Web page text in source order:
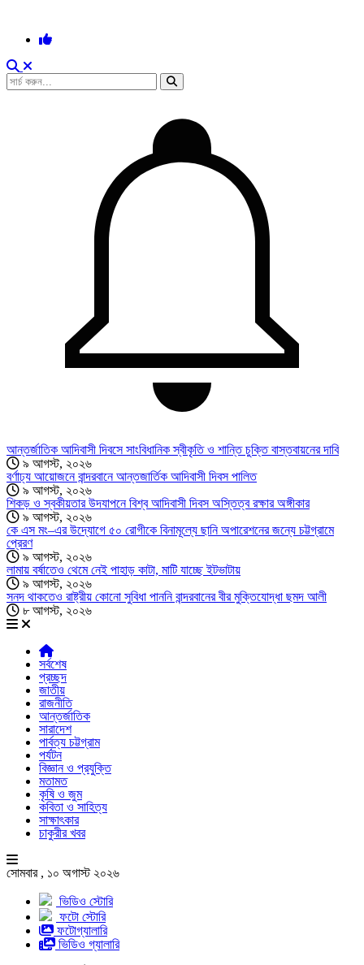
আন্তর্জাতিক আদিবাসী দিবসে সাংবিধানিক স্বীকৃতি ও শান্তি চুক্তি বাস্তবায়নের দাবি
৯ আগস্ট, ২০২৬
বর্ণাঢ্য আয়োজনে বান্দরবানে আন্তজার্তিক আদিবাসী দিবস পালিত
৯ আগস্ট, ২০২৬
শিকড় ও স্বকীয়তার উদযাপনে বিশ্ব আদিবাসী দিবস অস্তিত্ব রক্ষার অঙ্গীকার
৯ আগস্ট, ২০২৬
কে এস মং–এর উদ্যোগে ৫০ রোগীকে বিনামূল্যে ছানি অপারেশনের জন্যে চট্টগ্রামে
প্রেরণ
৯ আগস্ট, ২০২৬
লামায় বর্ষাতেও থেমে নেই পাহাড় কাটা, মাটি যাচ্ছে ইটভাটায়
৯ আগস্ট, ২০২৬
সনদ থাকতেও রাষ্ট্রীয় কোনো সুবিধা পাননি বান্দরবানের বীর মুক্তিযোদ্ধা ছমদ আলী
৮ আগস্ট, ২০২৬
সর্বশেষ
প্রচ্ছদ
জাতীয়
রাজনীতি
আন্তর্জাতিক
সারাদেশ
পার্বত্য চট্টগ্রাম
পর্যটন
বিজ্ঞান ও প্রযুক্তি
মতামত
কৃষি ও জুম
কবিতা ও সাহিত্য
সাক্ষাৎকার
চাকুরীর খবর
সোমবার , ১০ অগাস্ট ২০২৬
ভিডিও স্টোরি
ফটো স্টোরি
ফটোগ্যালারি
ভিডিও গ্যালারি